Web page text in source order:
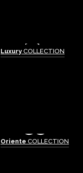
Luxury COLLECTION
Oriente COLLECTION